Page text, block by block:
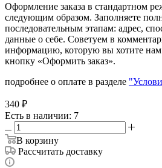
Оформление заказа в стандартном
следующим образом. Заполняете
последовательным этапам: адрес,
данные о себе. Советуем в
информацию, которую вы хотите
кнопку «Оформить заказ».
подробнее о оплате в разделе
340 ₽
Есть в наличии: 7
В корзину
Рассчитать доставку